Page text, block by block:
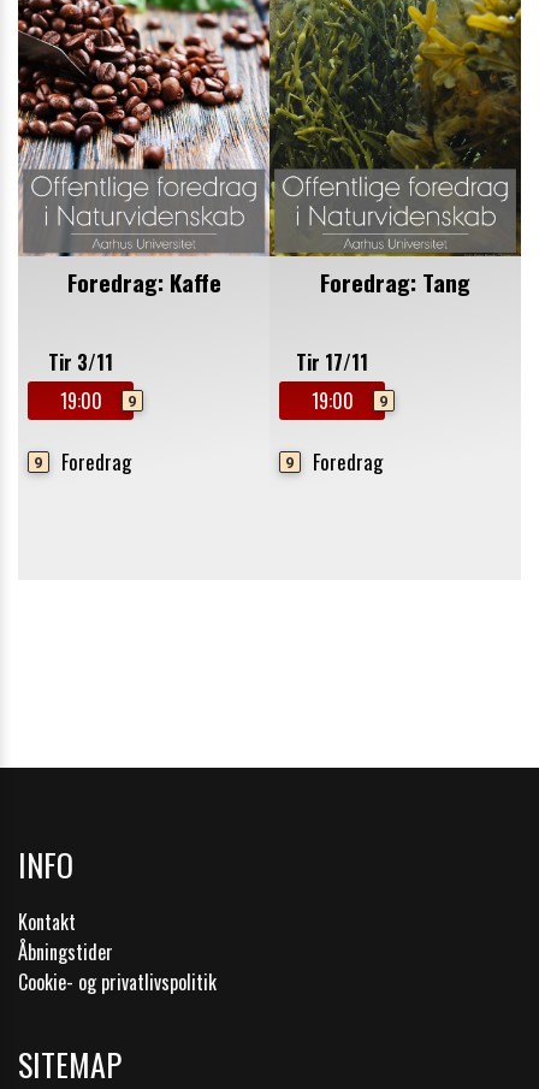
INFO
Kontakt
Åbningstider
Cookie- og privatlivspolitik
SITEMAP